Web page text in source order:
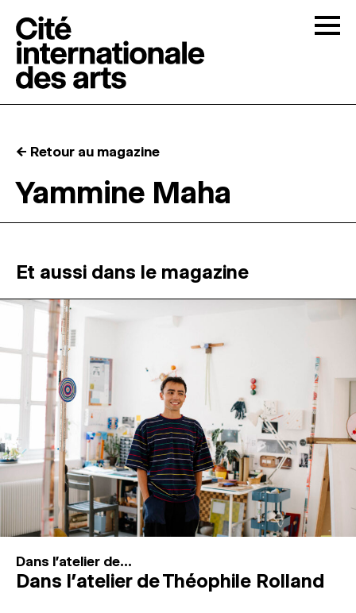
RÉSIDENCES ↓
ATELIERS OUVERTS
PROGRAMMATION
MAGAZINE
ESPACES DE PRATIQUE ARTISTIQUE ↓
Recherche
Connexion
← Retour au magazine
Yammine Maha
Et aussi dans le magazine
Dans l'atelier de...
Dans l’atelier de Théophile Rolland